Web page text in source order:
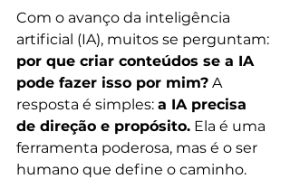
Com o avanço da inteligência
artificial (IA), muitos se perguntam:
por que criar conteúdos se a IA
pode fazer isso por mim? A
resposta é simples: a IA precisa
de direção e propósito. Ela é uma
ferramenta poderosa, mas é o ser
humano que define o caminho.